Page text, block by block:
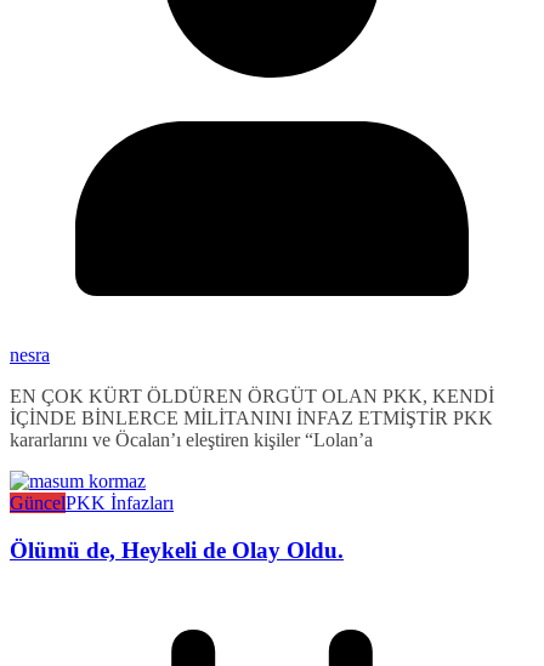
nesra
EN ÇOK KÜRT ÖLDÜREN ÖRGÜT OLAN PKK, KENDİ
İÇİNDE BİNLERCE MİLİTANINI İNFAZ ETMİŞTİR PKK
kararlarını ve Öcalan’ı eleştiren kişiler “Lolan’a
GüncelPKK İnfazları
Ölümü de, Heykeli de Olay Oldu.